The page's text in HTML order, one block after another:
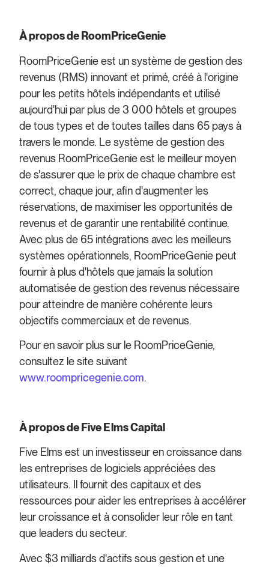
À propos de RoomPriceGenie
RoomPriceGenie est un système de gestion des
revenus (RMS) innovant et primé, créé à l'origine
pour les petits hôtels indépendants et utilisé
aujourd'hui par plus de 3 000 hôtels et groupes
de tous types et de toutes tailles dans 65 pays à
travers le monde. Le système de gestion des
revenus RoomPriceGenie est le meilleur moyen
de s'assurer que le prix de chaque chambre est
correct, chaque jour, afin d'augmenter les
réservations, de maximiser les opportunités de
revenus et de garantir une rentabilité continue.
Avec plus de 65 intégrations avec les meilleurs
systèmes opérationnels, RoomPriceGenie peut
fournir à plus d'hôtels que jamais la solution
automatisée de gestion des revenus nécessaire
pour atteindre de manière cohérente leurs
objectifs commerciaux et de revenus.
Pour en savoir plus sur le RoomPriceGenie,
consultez le site suivant
www.roompricegenie.com.
À propos de Five Elms Capital
Five Elms est un investisseur en croissance dans
les entreprises de logiciels appréciées des
utilisateurs. Il fournit des capitaux et des
ressources pour aider les entreprises à accélérer
leur croissance et à consolider leur rôle en tant
que leaders du secteur.
Avec $3 milliards d'actifs sous gestion et une